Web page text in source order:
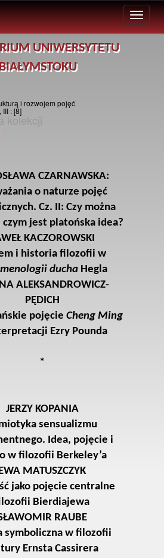
UNIWERSYTETU
i rozwojem pojęć
: [8]
kolekcji
CZARNAWSKA:
o naturze pojęć
Cz. II: Czy można
jest platońska idea?
KACZOROWSKI
i historia filozofii w
duchaHegla
ALEKSANDROWICZ-
PĘDICH
pojęcieCheng Ming
Ezry Pounda
*
JERZY KOPANIA
sensualizmu
Idea, pojęcie i
w filozofii Berkeley’a
MATUSZCZYK
jako pojęcie centralne
Bierdiajewa
RAUBE
symboliczna w filozofii
Ernsta Cassirera